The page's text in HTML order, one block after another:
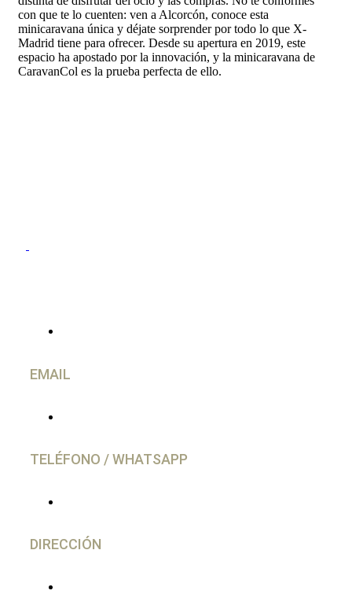
con que te lo cuenten: ven a Alcorcón, conoce esta
minicaravana única y déjate sorprender por todo lo que X-
Madrid tiene para ofrecer. Desde su apertura en 2019, este
espacio ha apostado por la innovación, y la minicaravana de
CaravanCol es la prueba perfecta de ello.
EMAIL
TELÉFONO / WHATSAPP
DIRECCIÓN